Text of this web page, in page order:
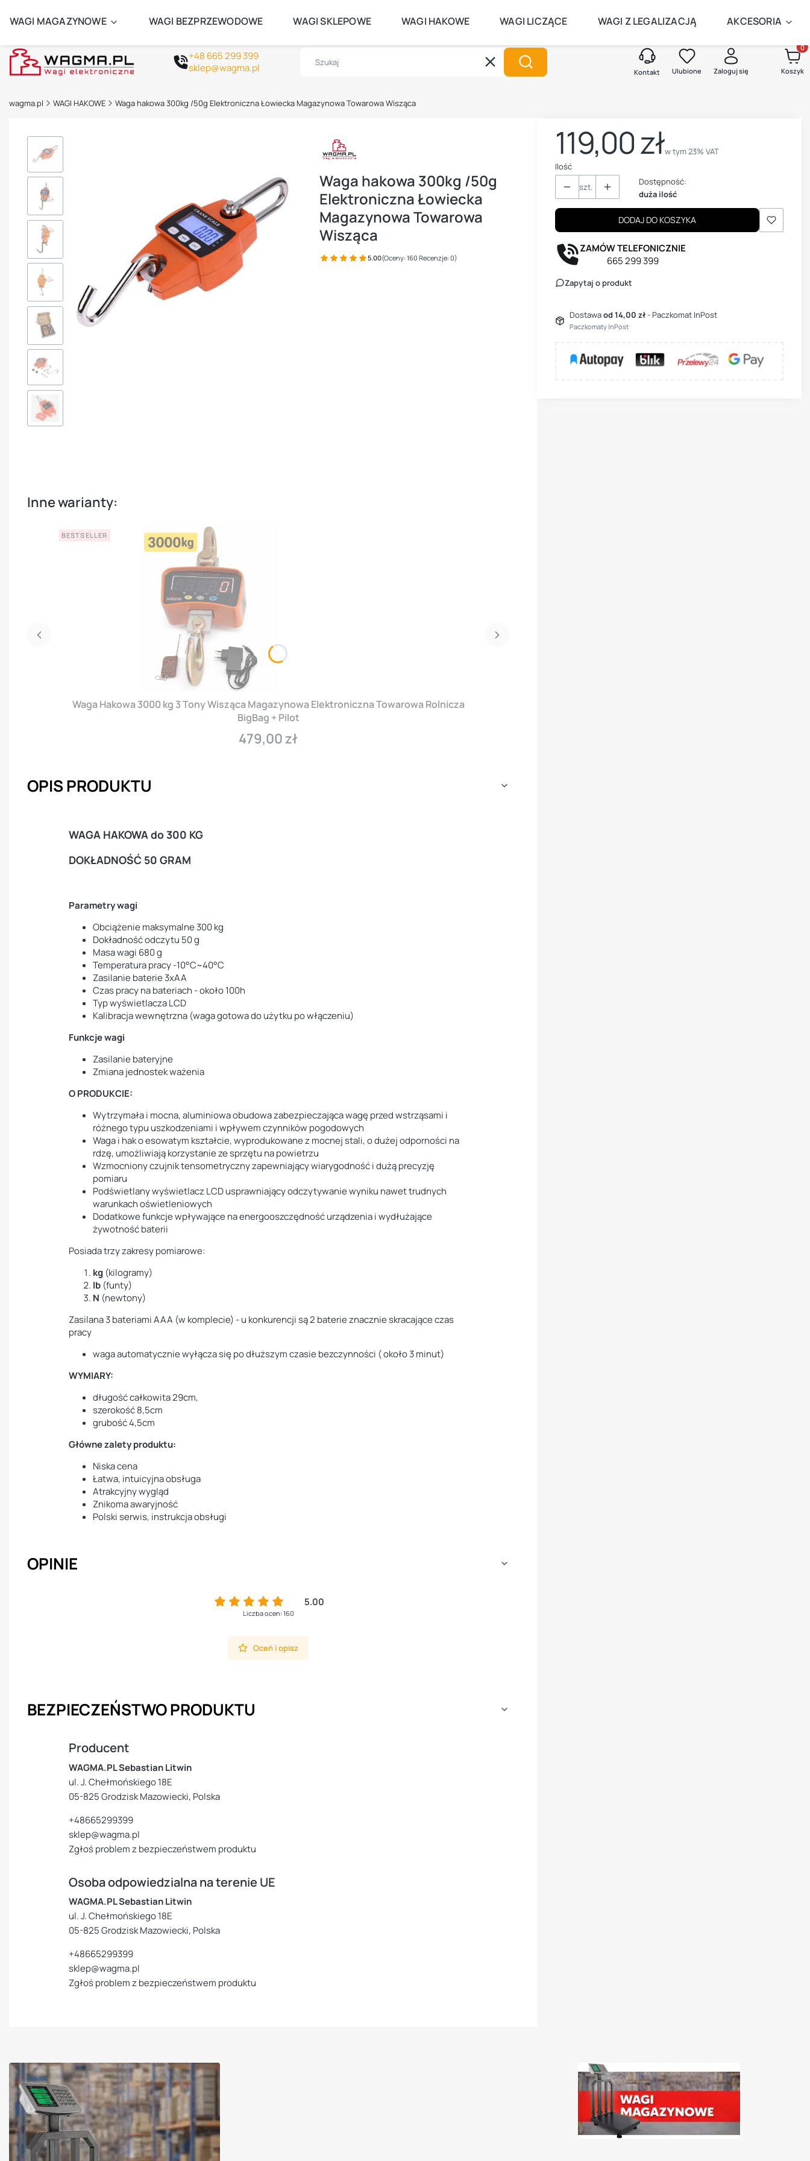
ZAMÓW DO GODZINY 14:00 WYSYŁKA TEGO SAMEGO DNIA
+48 665 299 399
sklep@wagma.pl
Wyczyść Szukaj Kontakt Ulubione Zaloguj się Koszyk
WAGI MAGAZYNOWE WAGI BEZPRZEWODOWE WAGI SKLEPOWE WAGI HAKOWE WAGI LICZĄCE WAGI Z LEGALIZACJĄ AKCESORIA
wagma.pl WAGI HAKOWE Waga hakowa 300kg /50g Elektroniczna Łowiecka Magazynowa Towarowa Wisząca
Waga hakowa 300kg /50g
Elektroniczna Łowiecka
Magazynowa Towarowa
Wisząca
5.00(Oceny: 160 Recenzje: 0)
Inne warianty:
BESTSELLER
Waga Hakowa 3000 kg 3 Tony Wisząca Magazynowa Elektroniczna Towarowa Rolnicza
BigBag + Pilot
Cena
479,00 zł
OPIS PRODUKTU
WAGA HAKOWA do 300 KG
DOKŁADNOŚĆ 50 GRAM
Parametry wagi
Obciążenie maksymalne 300 kg
Dokładność odczytu 50 g
Masa wagi 680 g
Temperatura pracy -10°C~40°C
Zasilanie baterie 3xAA
Czas pracy na bateriach - około 100h
Typ wyświetlacza LCD
Kalibracja wewnętrzna (waga gotowa do użytku po włączeniu)
Funkcje wagi
Zasilanie bateryjne
Zmiana jednostek ważenia
O PRODUKCIE:
Wytrzymała i mocna, aluminiowa obudowa zabezpieczająca wagę przed wstrząsami i
różnego typu uszkodzeniami i wpływem czynników pogodowych
Waga i hak o esowatym kształcie, wyprodukowane z mocnej stali, o dużej odporności na
rdzę, umożliwiają korzystanie ze sprzętu na powietrzu
Wzmocniony czujnik tensometryczny zapewniający wiarygodność i dużą precyzję
pomiaru
Podświetlany wyświetlacz LCD usprawniający odczytywanie wyniku nawet trudnych
warunkach oświetleniowych
Dodatkowe funkcje wpływające na energooszczędność urządzenia i wydłużające
żywotność baterii
Posiada trzy zakresy pomiarowe:
kg (kilogramy)
lb (funty)
N (newtony)
Zasilana 3 bateriami AAA (w komplecie) - u konkurencji są 2 baterie znacznie skracające czas
pracy
waga automatycznie wyłącza się po dłuższym czasie bezczynności ( około 3 minut)
WYMIARY:
długość całkowita 29cm,
szerokość 8,5cm
grubość 4,5cm
Główne zalety produktu:
Niska cena
Łatwa, intuicyjna obsługa
Atrakcyjny wygląd
Znikoma awaryjność
Polski serwis, instrukcja obsługi
OPINIE
5.00
Liczba ocen: 160
Oceń i opisz
BEZPIECZEŃSTWO PRODUKTU
Producent
WAGMA.PL Sebastian Litwin
ul. J. Chełmońskiego 18E
05-825 Grodzisk Mazowiecki, Polska
+48665299399
sklep@wagma.pl
Zgłoś problem z bezpieczeństwem produktu
Osoba odpowiedzialna na terenie UE
WAGMA.PL Sebastian Litwin
ul. J. Chełmońskiego 18E
05-825 Grodzisk Mazowiecki, Polska
+48665299399
sklep@wagma.pl
Zgłoś problem z bezpieczeństwem produktu
Cena
119,00 złw tym 23% VAT
w tym23% VAT
Ilość
szt.
Dostępność:
duża ilość
DODAJ DO KOSZYKA
ZAMÓW TELEFONICZNIE
665 299 399
Zapytaj o produkt
Dostawaod 14,00 zł- Paczkomat InPost
Paczkomaty InPost